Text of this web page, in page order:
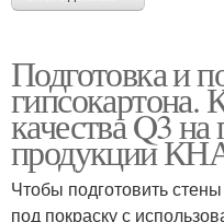
Подготовка и
гипсокартона.
качества Q3
продукции
Чтобы подготовить
под покраску с